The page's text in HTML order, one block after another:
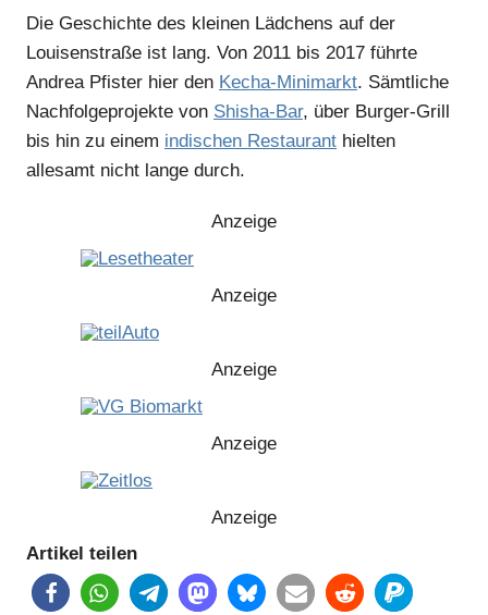
Die Geschichte des kleinen Lädchens auf der
Louisenstraße ist lang. Von 2011 bis 2017 führte
Andrea Pfister hier den Kecha-Minimarkt. Sämtliche
Nachfolgeprojekte von Shisha-Bar, über Burger-Grill
bis hin zu einem indischen Restaurant hielten
allesamt nicht lange durch.
Anzeige
Anzeige
Anzeige
Anzeige
Anzeige
Anzeige
Artikel teilen